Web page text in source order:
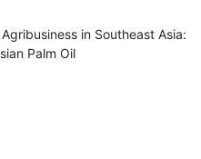
in Southeast Asia:
Palm Oil